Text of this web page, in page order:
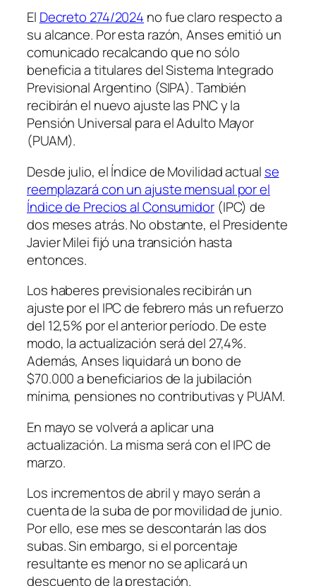
El Decreto 274/2024 no fue claro respecto a
su alcance. Por esta razón, Anses emitió un
comunicado recalcando que no sólo
beneficia a titulares del Sistema Integrado
Previsional Argentino (SIPA). También
recibirán el nuevo ajuste las PNC y la
Pensión Universal para el Adulto Mayor
(PUAM).
Desde julio, el Índice de Movilidad actual se
reemplazará con un ajuste mensual por el
Índice de Precios al Consumidor(IPC) de
dos meses atrás. No obstante, el Presidente
Javier Milei fijó una transición hasta
entonces.
Los haberes previsionales recibirán un
ajuste por el IPC de febrero más un refuerzo
del 12,5% por el anterior período. De este
modo, la actualización será del 27,4%.
Además, Anses liquidará un bono de
$70.000 a beneficiarios de la jubilación
mínima, pensiones no contributivas y PUAM.
En mayo se volverá a aplicar una
actualización. La misma será con el IPC de
marzo.
Los incrementos de abril y mayo serán a
cuenta de la suba de por movilidad de junio.
Por ello, ese mes se descontarán las dos
subas. Sin embargo, si el porcentaje
resultante es menor no se aplicará un
descuento de la prestación.